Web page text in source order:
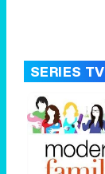
SERIES